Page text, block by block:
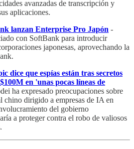
avanzadas de transcripción y
aplicaciones.
lanzan Enterprise Pro Japón -
con SoftBank para introducir
japonesas, aprovechando la
dice que espías están tras secretos
en 'unas pocas líneas de
ha expresado preocupaciones sobre
chino dirigido a empresas de IA en
del gobierno
a proteger contra el robo de valiosos